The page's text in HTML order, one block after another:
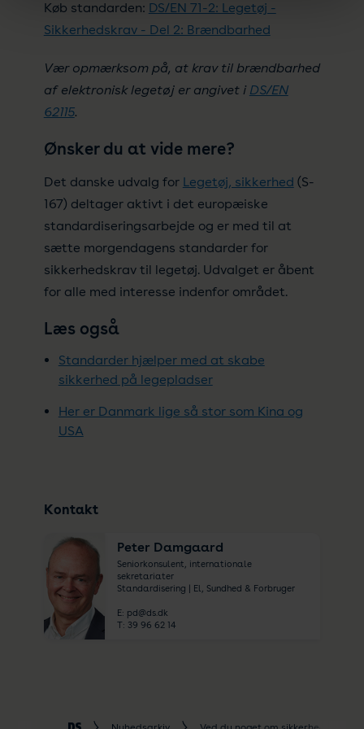
Køb standarden: DS/EN 71-2: Legetøj -
Sikkerhedskrav - Del 2: Brændbarhed
Vær opmærksom på, at krav til brændbarhed
af elektronisk legetøj er angivet i DS/EN
62115.
Ønsker du at vide mere?
Det danske udvalg for Legetøj, sikkerhed (S-
167) deltager aktivt i det europæiske
standardiseringsarbejde og er med til at
sætte morgendagens standarder for
sikkerhedskrav til legetøj. Udvalget er åbent
for alle med interesse indenfor området.
Læs også
Standarder hjælper med at skabe
sikkerhed på legepladser
Her er Danmark lige så stor som Kina og
USA
Kontakt
Peter Damgaard
Seniorkonsulent, internationale
sekretariater
Standardisering | El, Sundhed & Forbruger
E: pd@ds.dk
T: 39 96 62 14